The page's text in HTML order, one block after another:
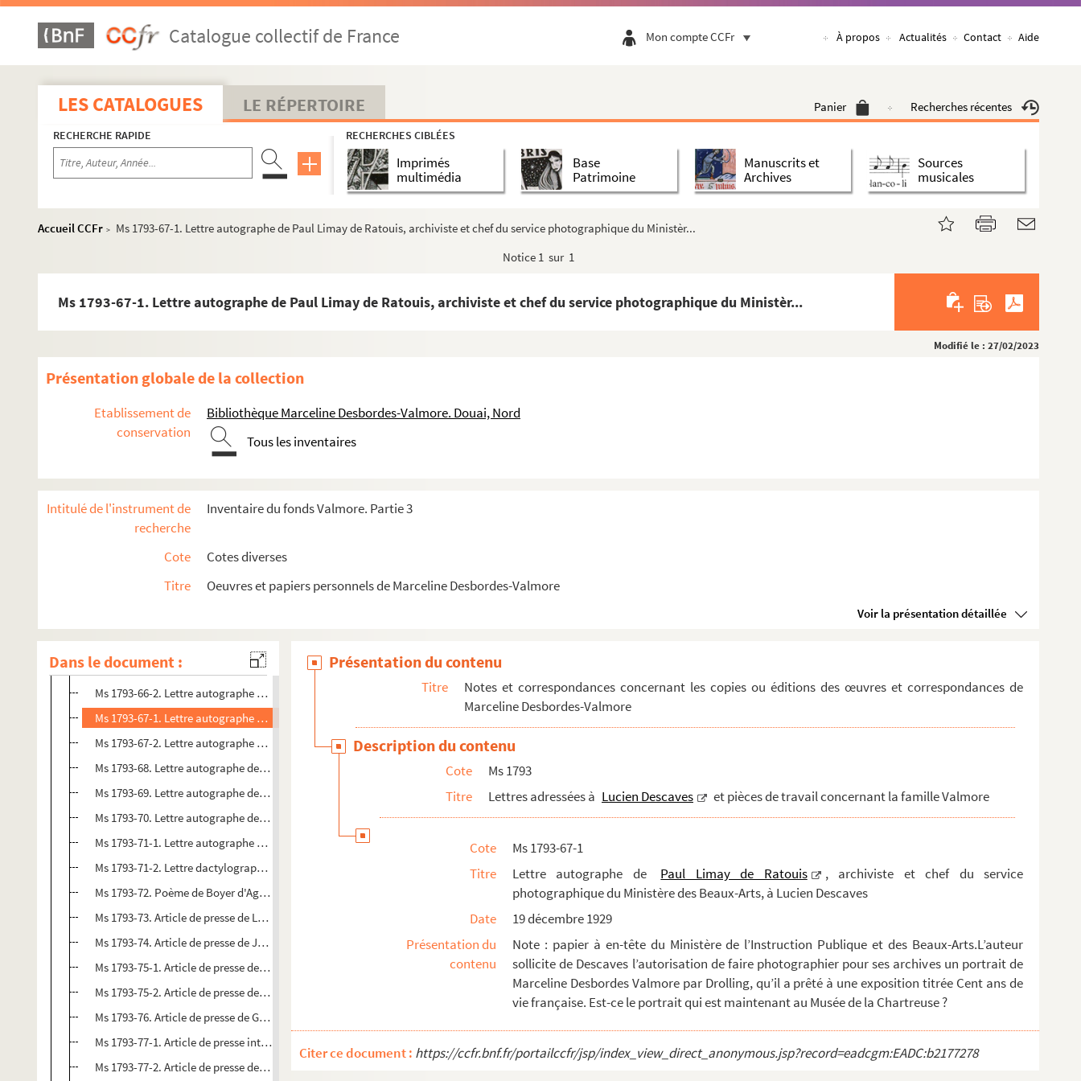
Catalogue collectif de France Mon compte CCFr À propos Actualités Contact Aide
LES CATALOGUES LE RÉPERTOIRE Panier Recherches récentes
RECHERCHE RAPIDE RECHERCHES CIBLÉES
Imprimés
multimédia
Base
Patrimoine
Manuscrits et
Archives
Sources
musicales
Accueil CCFr >
Ms 1793-67-1. Lettre autographe de Paul Limay de Ratouis, archiviste et chef du service photographique du Ministèr...
Notice 1 sur 1
Ms 1793-67-1. Lettre autographe de Paul Limay de Ratouis, archiviste et chef du service photographique du Ministèr...
Modifié le : 27/02/2023
Présentation globale de la collection
Etablissement de
conservation
Bibliothèque Marceline Desbordes-Valmore. Douai, Nord
Tous les inventaires
Intitulé de l'instrument de
recherche
Inventaire du fonds Valmore. Partie 3
Cote
Cotes diverses
Titre
Oeuvres et papiers personnels de Marceline Desbordes-Valmore
Voir la présentation détaillée
Dans le document :
Ms 1793-50-3. Article de presse intitulé : "La statue de Marceline Desbordes-Valmore va être relevée à Douai."
Ms 1793-50-4. Article de presse d'A.H. de Favreuil intitulé : "Marceline ou Marcelline ? M. de Favreuil … nous don...
Ms 1793-51. Copie dactylographiée d'un article de presse de Boyer d'Agen intitulé : Les inédits de Marceline Des...
Ms 1793-51 bis. Article de presse de Paul Audebert intitulé : "Marceline Desbordes-Valmore aura de nouveau sa statue...
Ms 1793-52. Lettre autographe d'A.H. de Favreuil à Lucien Descaves, écrite de Lille
Ms 1793-53. Lettre autographe d'A.H. de Favreuil à Lucien Descaves et écrite de Lille
Ms 1793-54. Lettre autographe d'Eugène Morel, administrateur de la Bibliothèque nationale, à Lucien Descaves, éc...
Ms 1793-58. Lettre autographe de Jeanne Leroy-Denis à Lucien Descaves, écrite de Vincennes
Ms 1793-59. Lettre autographe de Léon Duffoux à Lucien Descaves
Ms 1793-61-1. Article de presse de Marius Boisson intitulé "Le mystère Desbordes-Valmore : Félix Blangini et ses n...
Ms 1793-61-2. Coupure de presse intitulé : "Douai ouvre... Un concours pour le buste de Marceline Desbordes-Valmor...
Ms 1793-61-4. Article de presse de Marius Boisson intitulé : "L’inconnu de Marceline Desbordes-Valmore : Félix Bla...
Ms 1793-61-5. Article de presse de Marius Boisson intitulé : "L’inconnu de Mme Desbordes-Valmore : Celui que Marce...
Ms 1793-63. Lettre autographe d'E. Abraham à Lucien Descaves, écrite de La Ferté sous Jouarre
Ms 1793-65. Lettre autographe de Mme A. Ferard à Lucien Descaves, écrite de Paris
Ms 1793-66-1. Lettre autographe de l'éditeur J-E Bulloz à Lucien Descaves, écrite de Paris
Ms 1793-66-2. Lettre autographe de Louis Metman, conservateur du Musée des Arts Décoratifs à Lucien Descaves, écri...
Ms 1793-67-1. Lettre autographe de Paul Limay de Ratouis, archiviste et chef du service photographique du Ministèr...
Ms 1793-67-2. Lettre autographe d'Ernest Laut, rédacteur en chef duPetit Journal illustré
Ms 1793-68. Lettre autographe de Renée Jardin à Lucien Descaves, écrite de Wellesley (Etats-Unis)
Ms 1793-69. Lettre autographe de P. Reaux à Lucien Descaves, écrite de Saint-Cloud
Ms 1793-70. Lettre autographe de Mlle M. Grosset à Lucien Descaves, écrite de Cannes
Ms 1793-71-1. Lettre autographe d'Alphonse Séché à Lucien Descaves et écrite de Paris
Ms 1793-71-2. Lettre dactylographiée de Pierre-René Rolland-Marcel, administrateur général de la Bibliothèque Nati...
Ms 1793-72. Poème de Boyer d'Agen intitulé "Marceline à Montmartre "et publié dans un journal inconnu
Ms 1793-73. Article de presse de Lucien Descaves intitulé : Le Magazine Littéraire : Douai, Marceline et Mme Cam...
Ms 1793-74. Article de presse de Jean Douai (Edouard Flament) intitulé "propos d'un Douaisien"
Ms 1793-75-1. Article de presse de Marius Boisson intitulé "Un petit mystère dans « La Cousine Bette »."
Ms 1793-75-2. Article de presse de Fernand Vanderem intitulé : "Choses et gens de lettres : Marceline et Bette"
Ms 1793-76. Article de presse de Georges Steenhouwer intitulé " Pour la restauration de la statue de Marceline"
Ms 1793-77-1. Article de presse intitulé "Encore Marceline"
Ms 1793-77-2. Article de presse de Marie-Louise Pailleron intitulé "La statue volée"
Présentation du contenu
Titre
Notes et correspondances concernant les copies ou éditions des œuvres et correspondances de
Marceline Desbordes-Valmore
Description du contenu
Cote
Ms 1793
Titre
Lettres adressées à Lucien Descaves et pièces de travail concernant la famille Valmore
Cote
Ms 1793-67-1
Titre
Lettre autographe de Paul Limay de Ratouis
, archiviste et chef du service
photographique du Ministère des Beaux-Arts, à Lucien Descaves
Date
19 décembre 1929
Présentation du
contenu
Note : papier à en-tête du Ministère de l’Instruction Publique et des Beaux-Arts.L’auteur
sollicite de Descaves l’autorisation de faire photographier pour ses archives un portrait de
Marceline Desbordes Valmore par Drolling, qu’il a prêté à une exposition titrée Cent ans de
vie française. Est-ce le portrait qui est maintenant au Musée de la Chartreuse ?
Citer ce document : https://ccfr.bnf.fr/portailccfr/jsp/index_view_direct_anonymous.jsp?record=eadcgm:EADC:b2177278